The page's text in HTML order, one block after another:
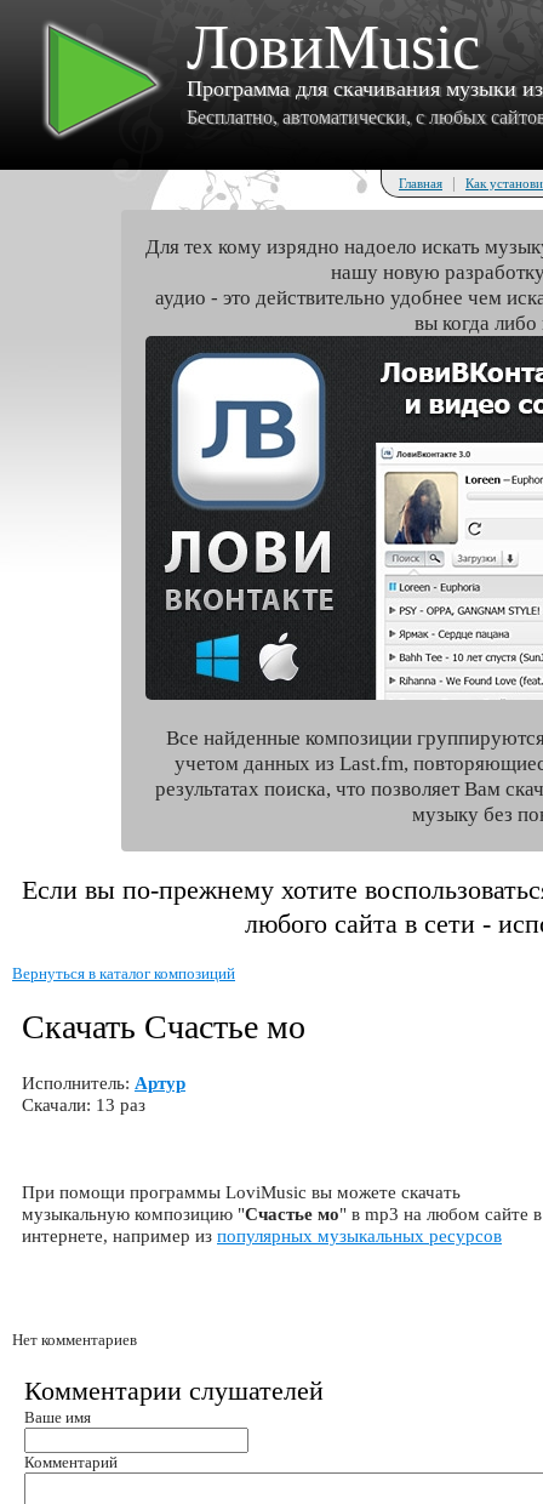
ЛовиMusic
Программа для скачивания музыки
Бесплатно, автоматически, с любых
Главная | Как
Для тех кому изрядно надоело искать
нашу новую
аудио - это действительно удобнее чем
вы когда либо
Все найденные композиции
учетом данных из Last.fm,
результатах поиска, что позволяет Вам
музыку без
Если вы по-прежнему хотите
любого сайта в сети -
Вернуться в каталог композиций
Скачать Счастье мо
Исполнитель: Артур
Скачали: 13 раз
При помощи программы LoviMusic вы можете скачать
музыкальную композицию "Счастье мо" в mp3 на любом сайте в
интернете, например из популярных музыкальных ресурсов
Нет комментариев
Комментарии слушателей
Ваше имя
Комментарий